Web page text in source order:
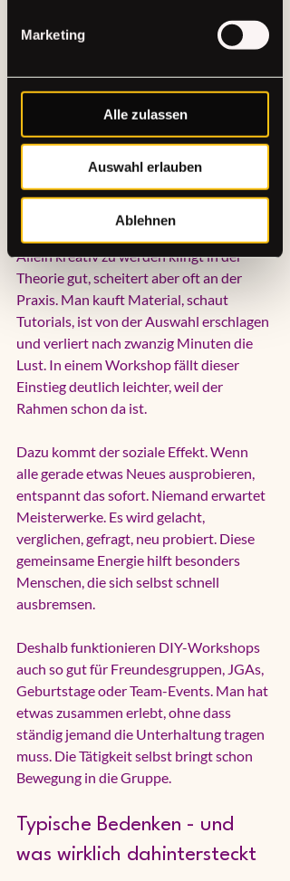
Marketing
Alle zulassen
Auswahl erlauben
Ablehnen
Anfang ist eine klare, freundliche
nichts können - und genau so sollte sich
Warum viele Anfänger
gerade in Gruppen leichter
Allein kreativ zu werden klingt in der
Theorie gut, scheitert aber oft an der
Praxis. Man kauft Material, schaut
Tutorials, ist von der Auswahl erschlagen
und verliert nach zwanzig Minuten die
Lust. In einem Workshop fällt dieser
Einstieg deutlich leichter, weil der
Rahmen schon da ist.
Dazu kommt der soziale Effekt. Wenn
alle gerade etwas Neues ausprobieren,
entspannt das sofort. Niemand erwartet
Meisterwerke. Es wird gelacht,
verglichen, gefragt, neu probiert. Diese
gemeinsame Energie hilft besonders
Menschen, die sich selbst schnell
ausbremsen.
Deshalb funktionieren DIY-Workshops
auch so gut für Freundesgruppen, JGAs,
Geburtstage oder Team-Events . Man hat
etwas zusammen erlebt, ohne dass
ständig jemand die Unterhaltung tragen
muss. Die Tätigkeit selbst bringt schon
Bewegung in die Gruppe.
Typische Bedenken - und
was wirklich dahintersteckt